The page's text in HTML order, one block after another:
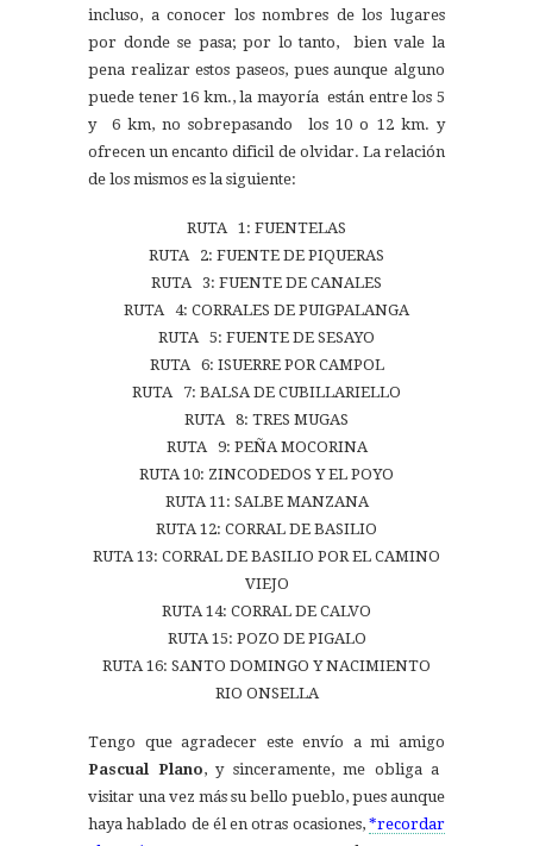
incluso, a conocer los nombres de los lugares
por donde se pasa; por lo tanto, bien vale la
pena realizar estos paseos, pues aunque alguno
puede tener 16 km., la mayoría están entre los 5
y 6 km, no sobrepasando los 10 o 12 km. y
ofrecen un encanto dificil de olvidar. La relación
de los mismos es la siguiente:
RUTA 1: FUENTELAS
RUTA 2: FUENTE DE PIQUERAS
RUTA 3: FUENTE DE CANALES
RUTA 4: CORRALES DE PUIGPALANGA
RUTA 5: FUENTE DE SESAYO
RUTA 6: ISUERRE POR CAMPOL
RUTA 7: BALSA DE CUBILLARIELLO
RUTA 8: TRES MUGAS
RUTA 9: PEÑA MOCORINA
RUTA 10: ZINCODEDOS Y EL POYO
RUTA 11: SALBE MANZANA
RUTA 12: CORRAL DE BASILIO
RUTA 13: CORRAL DE BASILIO POR EL CAMINO
VIEJO
RUTA 14: CORRAL DE CALVO
RUTA 15: POZO DE PIGALO
RUTA 16: SANTO DOMINGO Y NACIMIENTO
RIO ONSELLA
Tengo que agradecer este envío a mi amigo
Pascual Plano, y sinceramente, me obliga a
visitar una vez más su bello pueblo, pues aunque
haya hablado de él en otras ocasiones, *recordar